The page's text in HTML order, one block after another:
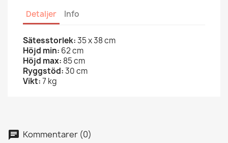
Detaljer Info
Sätesstorlek:35 x 38 cm
Höjd min: 62 cm
Höjd max: 85 cm
Ryggstöd:30 cm
Vikt:7 kg
Kommentarer (0)